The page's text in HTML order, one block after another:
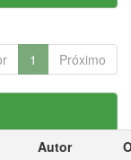
1 Próximo
Autor